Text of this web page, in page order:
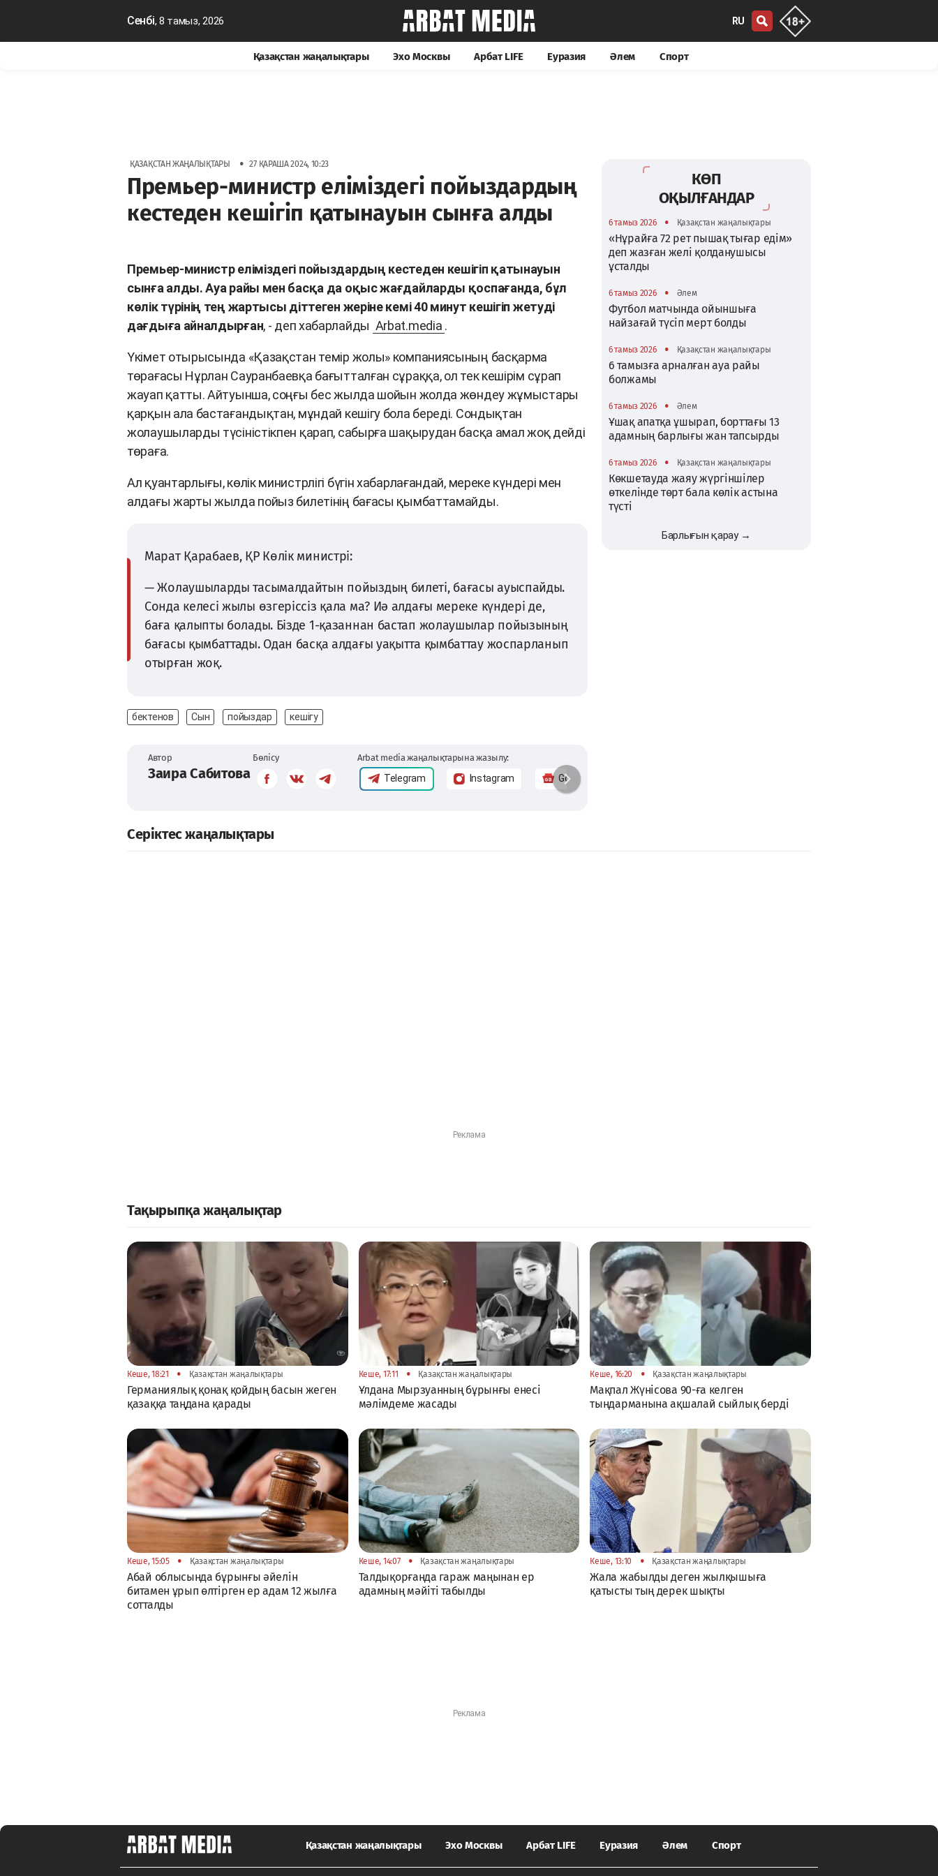
Сенбі, 8 тамыз, 2026 RU
Қазақстан жаңалықтары Эхо Москвы Арбат LIFE Еуразия Әлем Спорт
ҚАЗАҚСТАН ЖАҢАЛЫҚТАРЫ • 27 ҚАРАША 2024, 10:23
Премьер-министр еліміздегі пойыздардың
кестеден кешігіп қатынауын сынға алды
Премьер-министр еліміздегі пойыздардың кестеден кешігіп қатынауын
сынға алды. Ауа райы мен басқа да оқыс жағдайларды қоспағанда, бұл
көлік түрінің тең жартысы діттеген жеріне кемі 40 минут кешігіп жетуді
дағдыға айналдырған, - деп хабарлайды Arbat.media .
Үкімет отырысында «Қазақстан темір жолы» компаниясының басқарма
төрағасы Нұрлан Сауранбаевқа бағытталған сұраққа, ол тек кешірім сұрап
жауап қатты. Айтуынша, соңғы бес жылда шойын жолда жөндеу жұмыстары
қарқын ала бастағандықтан, мұндай кешігу бола береді. Сондықтан
жолаушыларды түсіністікпен қарап, сабырға шақырудан басқа амал жоқ дейді
төраға.
Ал қуантарлығы, көлік министрлігі бүгін хабарлағандай, мереке күндері мен
алдағы жарты жылда пойыз билетінің бағасы қымбаттамайды.
Марат Қарабаев, ҚР Көлік министрі:
— Жолаушыларды тасымалдайтын пойыздың билеті, бағасы ауыспайды.
Сонда келесі жылы өзгеріссіз қала ма? Иә алдағы мереке күндері де,
баға қалыпты болады. Бізде 1-қазаннан бастап жолаушылар пойызының
бағасы қымбаттады. Одан басқа алдағы уақытта қымбаттау жоспарланып
отырған жоқ.
бектенов Сын пойыздар кешігу
Автор
Заира Сабитова
Бөлісу Arbat media жаңалықтарына жазылу:
Telegram Instagram Google News
КӨП
ОҚЫЛҒАНДАР
6 тамыз 2026 • Қазақстан жаңалықтары
«Нұрайға 72 рет пышақ тығар едім»
деп жазған желі қолданушысы
ұсталды
6 тамыз 2026 • Әлем
Футбол матчында ойыншыға
найзағай түсіп мерт болды
6 тамыз 2026 • Қазақстан жаңалықтары
6 тамызға арналған ауа райы
болжамы
6 тамыз 2026 • Әлем
Ұшақ апатқа ұшырап, борттағы 13
адамның барлығы жан тапсырды
6 тамыз 2026 • Қазақстан жаңалықтары
Көкшетауда жаяу жүргіншілер
өткелінде төрт бала көлік астына
түсті
Барлығын қарау →
Серіктес жаңалықтары
Тақырыпқа жаңалықтар
Кеше, 18:21 • Қазақстан жаңалықтары
Германиялық қонақ қойдың басын жеген
қазаққа таңдана қарады
Кеше, 17:11 • Қазақстан жаңалықтары
Ұлдана Мырзуанның бұрынғы енесі
мәлімдеме жасады
Кеше, 16:20 • Қазақстан жаңалықтары
Мақпал Жүнісова 90-ға келген
тыңдарманына ақшалай сыйлық берді
Кеше, 15:05 • Қазақстан жаңалықтары
Абай облысында бұрынғы әйелін
битамен ұрып өлтірген ер адам 12 жылға
сотталды
Кеше, 14:07 • Қазақстан жаңалықтары
Талдықорғанда гараж маңынан ер
адамның мәйіті табылды
Кеше, 13:10 • Қазақстан жаңалықтары
Жала жабылды деген жылқышыға
қатысты тың дерек шықты
Қазақстан жаңалықтары Эхо Москвы Арбат LIFE Еуразия Әлем Спорт